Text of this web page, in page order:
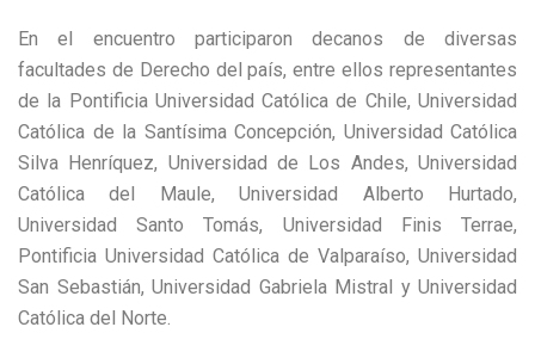
En el encuentro participaron decanos de diversas
facultades de Derecho del país, entre ellos representantes
de la Pontificia Universidad Católica de Chile, Universidad
Católica de la Santísima Concepción, Universidad Católica
Silva Henríquez, Universidad de Los Andes, Universidad
Católica del Maule, Universidad Alberto Hurtado,
Universidad Santo Tomás, Universidad Finis Terrae,
Pontificia Universidad Católica de Valparaíso, Universidad
San Sebastián, Universidad Gabriela Mistral y Universidad
Católica del Norte.